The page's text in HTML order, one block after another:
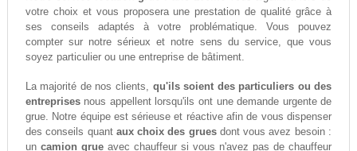
votre choix et vous proposera une prestation de qualité grâce à
ses conseils adaptés à votre problématique. Vous pouvez
compter sur notre sérieux et notre sens du service, que vous
soyez particulier ou une entreprise de bâtiment.
La majorité de nos clients, qu'ils soient des particuliers ou des
entreprisesnous appellent lorsqu'ils ont une demande urgente de
grue. Notre équipe est sérieuse et réactive afin de vous dispenser
des conseils quant aux choix des gruesdont vous avez besoin :
un camion grueavec chauffeur si vous n'avez pas de chauffeur